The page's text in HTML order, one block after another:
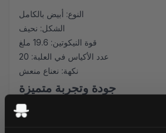
النوع: أبيض بالكامل
الشكل: نحيف
قوة النيكوتين: 19.6 ملغ
عدد الأكياس في العلبة: 20
نكهة: نعناع منعش
جودة وتجربة متميزة
يقدم GOAT كول منت #28 توازناً مثالياً بين النعناع المنعش